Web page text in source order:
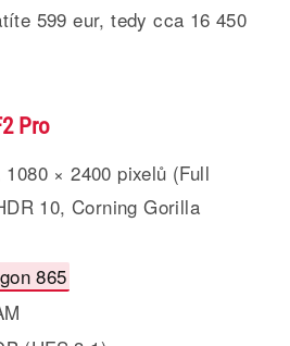
599 eur, tedy cca 16 450
Pro
× 2400 pixelů (Full
10, Corning Gorilla
865